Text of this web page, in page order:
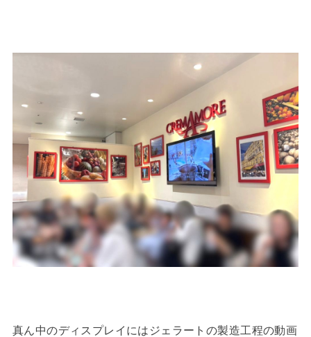
真ん中のディスプレイにはジェラートの製造工程の動画